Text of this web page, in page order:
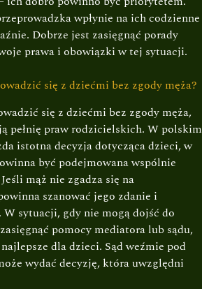
wpłynie na ich codzienne
Dobrze jest zasięgnąć porady
prawa i obowiązki w tej sytuacji.
się z dziećmi bez zgody męża?
się z dziećmi bez zgody męża,
pełnię praw rodzicielskich. W polskim
istotna decyzja dotycząca dzieci, w
być podejmowana wspólnie
mąż nie zgadza się na
szanować jego zdanie i
sytuacji, gdy nie mogą dojść do
pomocy mediatora lub sądu,
dla dzieci. Sąd weźmie pod
wydać decyzję, która uwzględni